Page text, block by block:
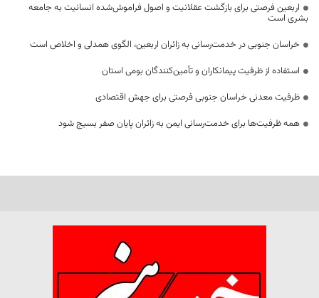
اربعین فرصتی برای بازگشت عقلانیت و اصول فراموش‌شده انسانیت به جامعه
بشری است
خراسان جنوبی در خدمت‌رسانی به زائران اربعین، الگوی همدلی و اخلاص است
استفاده از ظرفیت پیمانکاران و تأمین‌کنندگان بومی استان
ظرفیت معدنی خراسان جنوبی فرصتی برای جهش اقتصادی
همه ظرفیت‌ها برای خدمت‌رسانی ایمن به زائران پایان صفر بسیج شود